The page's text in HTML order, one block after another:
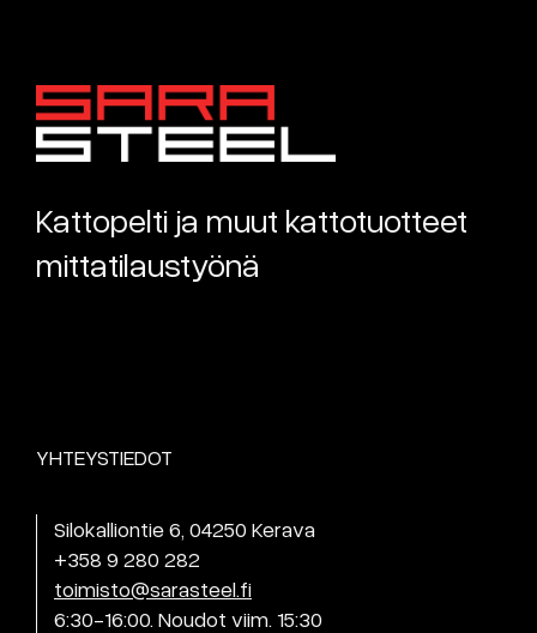
Kattopelti ja muut kattotuotteet
mittatilaustyönä
YHTEYSTIEDOT
Silokalliontie 6, 04250 Kerava
+358 9 280 282
toimisto@sarasteel.fi
6:30-16:00. Noudot viim. 15:30